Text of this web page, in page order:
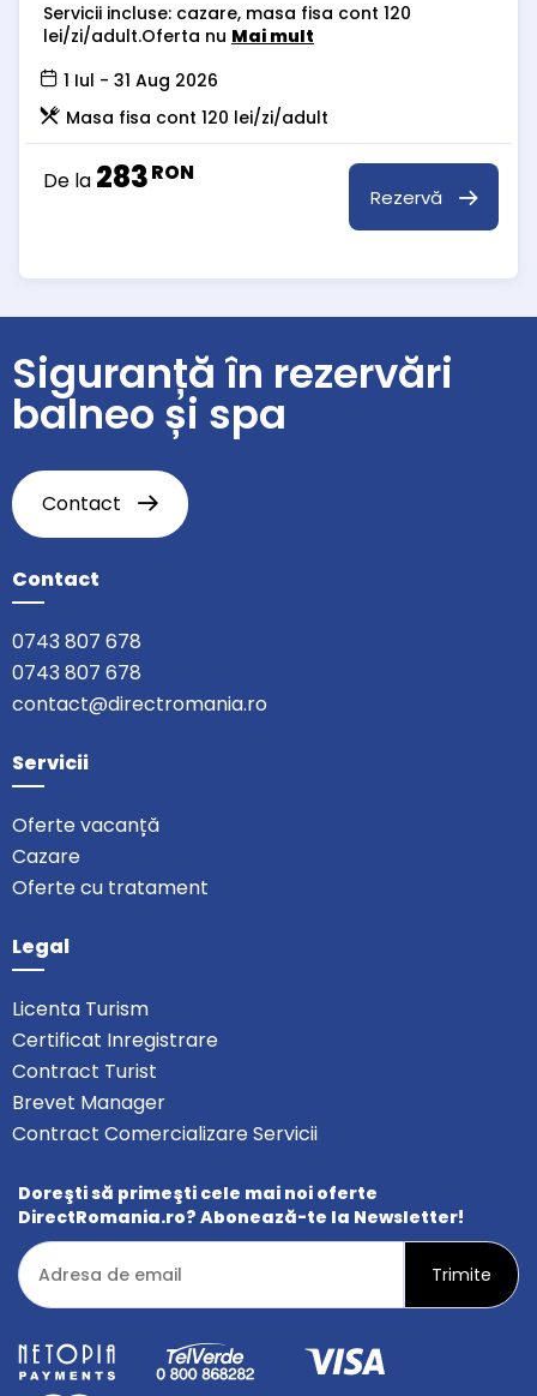
Servicii incluse: cazare, masa fisa cont 120
lei/zi/adult.Oferta nu Mai mult
1 Iul - 31 Aug 2026
Masa fisa cont 120 lei/zi/adult
De la 283RON
Rezervă
Siguranță în rezervări
balneo și spa
Contact
Contact
0743 807 678
0743 807 678
contact@directromania.ro
Servicii
Oferte vacanță
Cazare
Oferte cu tratament
Legal
Licenta Turism
Certificat Inregistrare
Contract Turist
Brevet Manager
Contract Comercializare Servicii
Doreşti să primeşti cele mai noi oferte
DirectRomania.ro? Abonează-te la Newsletter!